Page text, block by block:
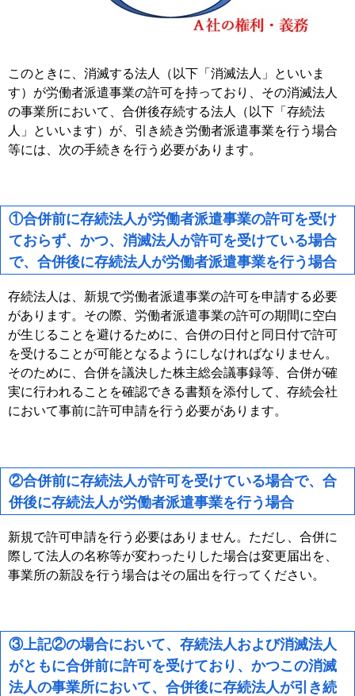
このときに、消滅する法人（以下「消滅法人」といいま
す）が労働者派遣事業の許可を持っており、その消滅法人
の事業所において、合併後存続する法人（以下「存続法
人」といいます）が、引き続き労働者派遣事業を行う場合
等には、次の手続きを行う必要があります。
①合併前に存続法人が労働者派遣事業の許可を受け
ておらず、かつ、消滅法人が許可を受けている場合
で、合併後に存続法人が労働者派遣事業を行う場合
存続法人は、新規で労働者派遣事業の許可を申請する必要
があります。その際、労働者派遣事業の許可の期間に空白
が生じることを避けるために、合併の日付と同日付で許可
を受けることが可能となるようにしなければなりません。
そのために、合併を議決した株主総会議事録等、合併が確
実に行われることを確認できる書類を添付して、存続会社
において事前に許可申請を行う必要があります。
②合併前に存続法人が許可を受けている場合で、合
併後に存続法人が労働者派遣事業を行う場合
新規で許可申請を行う必要はありません。ただし、合併に
際して法人の名称等が変わったりした場合は変更届出を、
事業所の新設を行う場合はその届出を行ってください。
③上記②の場合において、存続法人および消滅法人
がともに合併前に許可を受けており、かつこの消滅
法人の事業所において、合併後に存続法人が引き続